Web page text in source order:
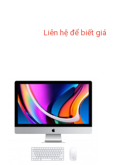
Liên hệ để biết giá